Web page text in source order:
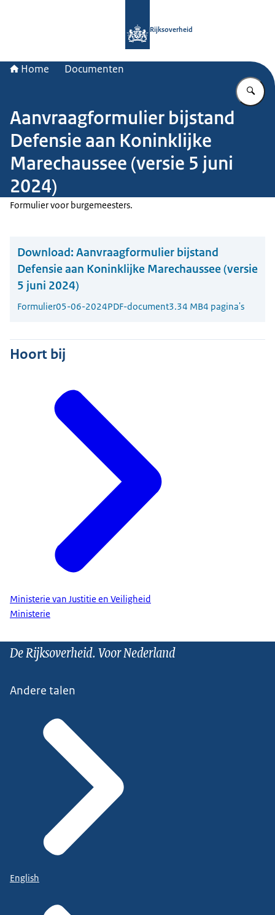
Rijksoverheid
Home Documenten
Aanvraagformulier bijstand
Defensie aan Koninklijke
Marechaussee (versie 5 juni
2024)
Formulier voor burgemeesters.
Download: Aanvraagformulier bijstand
Defensie aan Koninklijke Marechaussee (versie
5 juni 2024)
Formulier05-06-2024PDF-document3.34 MB4 pagina's
Hoort bij
Ministerie van Justitie en Veiligheid
Ministerie
De Rijksoverheid. Voor Nederland
Andere talen
English